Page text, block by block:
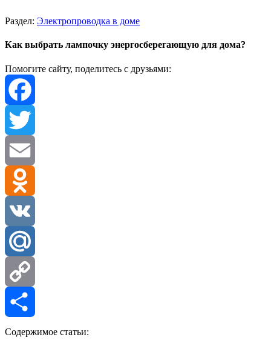
Раздел: Электропроводка в доме
Как выбрать лампочку энергосберегающую для дома?
Помогите сайту, поделитесь с друзьями:
Facebook
Twitter
Email
Odnoklassniki
VK
Mail.Ru
Copy
Link
Отправить
Содержимое статьи: